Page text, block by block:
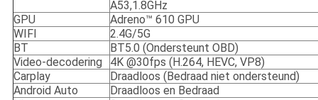
A53,1.8GHz
GPU
Adreno™ 610 GPU
WIFI
2.4G/5G
BT
BT5.0 (Ondersteunt OBD)
Video-decodering
4K @30fps (H.264, HEVC, VP8)
Carplay
Draadloos (Bedraad niet ondersteund)
Android Auto
Draadloos en Bedraad